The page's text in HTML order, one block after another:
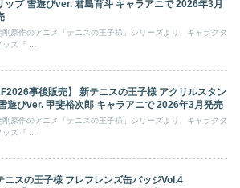
ップ 雪遊びver. 君島育斗 キャラアニで 2026年3月
剛原作のアニメ「テニスの王子様」シリーズより、キャラクタ
事後販売】 新テニスの王子様 アクリルスタン
雪遊びver. 甲斐裕次郎 キャラアニで 2026年3月発売
剛原作のアニメ「テニスの王子様」シリーズより、キャラクタ
ニスの王子様 フレフレンズ缶バッジVol.4